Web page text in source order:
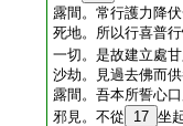
露間。常行護力降
死地。所以行喜普
一切。是故建立處
沙劫。見過去佛而
露間。吾本所誓心
邪見。不從
17 坐